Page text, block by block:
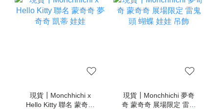
現貨┃Monchhichi x
Hello Kitty 聯名 蒙奇奇
現貨┃Monchhichi 夢奇
奇 蒙奇奇 展場限定 雷鬼